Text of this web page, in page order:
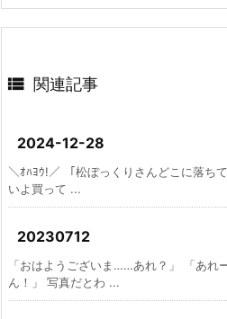
 関連記事
2024-12-28
＼ｵﾊﾖｳ!／ 「松ぼっくりさんどこに落ち
いよ買って ...
20230712
「おはようございま……あれ？」 「あれ
ん！」 写真だとわ ...